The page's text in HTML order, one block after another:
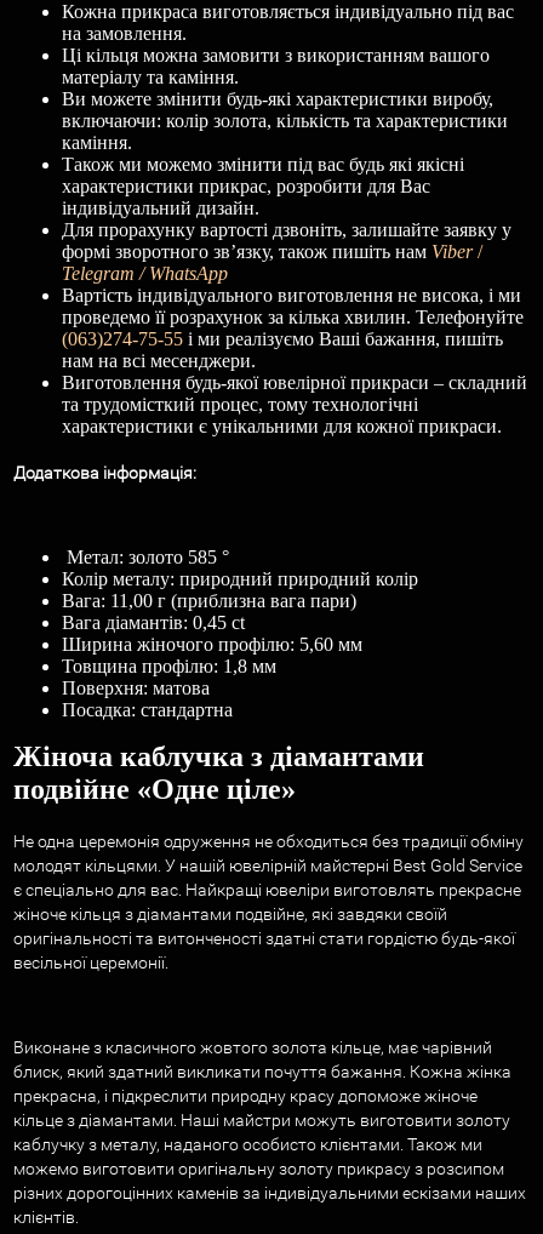
Кожна прикраса виготовляється індивідуально під вас
на замовлення.
Ці кільця можна замовити з використанням вашого
матеріалу та каміння.
Ви можете змінити будь-які характеристики виробу,
включаючи: колір золота, кількість та характеристики
каміння.
Також ми можемо змінити під вас будь які якісні
характеристики прикрас, розробити для Вас
індивідуальний дизайн.
Для прорахунку вартості дзвоніть, залишайте заявку у
формі зворотного зв’язку, також пишіть нам Viber/
Telegram / WhatsApp
Вартість індивідуального виготовлення не висока, і ми
проведемо її розрахунок за кілька хвилин. Телефонуйте
(063)274-75-55і ми реалізуємо Ваші бажання, пишіть
нам на всі месенджери.
Виготовлення будь-якої ювелірної прикраси – складний
та трудомісткий процес, тому технологічні
характеристики є унікальними для кожної прикраси.
Додаткова інформація:
Метал: золото 585 °
Колір металу: природний природний колір
Вага: 11,00 г (приблизна вага пари)
Вага діамантів: 0,45 ct
Ширина жіночого профілю: 5,60 мм
Товщина профілю: 1,8 мм
Поверхня: матова
Посадка: стандартна
Жіноча каблучка з діамантами
подвійне «Одне ціле»
Не одна церемонія одруження не обходиться без традиції обміну
молодят кільцями. У нашій ювелірній майстерні Best Gold Service
є спеціально для вас. Найкращі ювеліри виготовлять прекрасне
жіноче кільця з діамантами подвійне, які завдяки своїй
оригінальності та витонченості здатні стати гордістю будь-якої
весільної церемонії.
Виконане з класичного жовтого золота кільце, має чарівний
блиск, який здатний викликати почуття бажання. Кожна жінка
прекрасна, і підкреслити природну красу допоможе жіноче
кільце з діамантами. Наші майстри можуть виготовити золоту
каблучку з металу, наданого особисто клієнтами. Також ми
можемо виготовити оригінальну золоту прикрасу з розсипом
різних дорогоцінних каменів за індивідуальними ескізами наших
клієнтів.